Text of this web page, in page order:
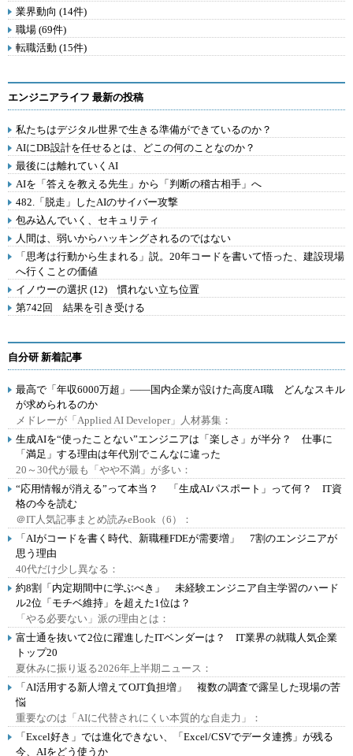
業界動向 (14件)
職場 (69件)
転職活動 (15件)
エンジニアライフ 最新の投稿
私たちはデジタル世界で生きる準備ができているのか？
AIにDB設計を任せるとは、どこの何のことなのか？
最後には離れていくAI
AIを「答えを教える先生」から「判断の稽古相手」へ
482.「脱走」したAIのサイバー攻撃
包み込んでいく、セキュリティ
人間は、弱いからハッキングされるのではない
「思考は行動から生まれる」説。20年コードを書いて悟った、建設現場
へ行くことの価値
イノウーの選択 (12) 慣れない立ち位置
第742回 結果を引き受ける
自分研 新着記事
最高で「年収6000万超」――国内企業が設けた高度AI職 どんなスキル
が求められるのか
メドレーが「Applied AI Developer」人材募集：
生成AIを“使ったことない”エンジニアは「楽しさ」が半分？ 仕事に
「満足」する理由は年代別でこんなに違った
20～30代が最も「やや不満」が多い：
“応用情報が消える”って本当？ 「生成AIパスポート」って何？ IT資
格の今を読む
＠IT人気記事まとめ読みeBook（6）：
「AIがコードを書く時代、新職種FDEが需要増」 7割のエンジニアが
思う理由
40代だけ少し異なる：
約8割「内定期間中に学ぶべき」 未経験エンジニア自主学習のハード
ル2位「モチベ維持」を超えた1位は？
「やる必要ない」派の理由とは：
富士通を抜いて2位に躍進したITベンダーは？ IT業界の就職人気企業
トップ20
夏休みに振り返る2026年上半期ニュース：
「AI活用する新人増えてOJT負担増」 複数の調査で露呈した現場の苦
悩
重要なのは「AIに代替されにくい本質的な自走力」：
「Excel好き」では進化できない、「Excel/CSVでデータ連携」が残る
今、AIをどう使うか